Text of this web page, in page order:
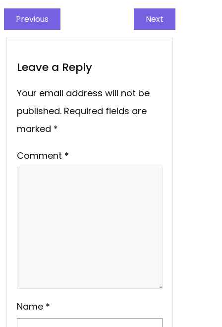
Previous Next
Leave a Reply
Your email address will not be
published. Required fields are
marked *
Comment *
Name *